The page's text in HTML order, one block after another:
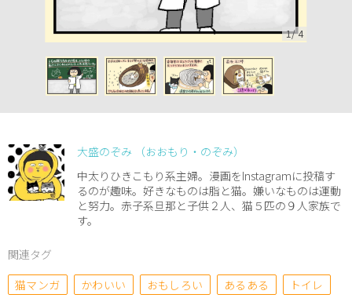
1/4
大盛のぞみ （おおもり・のぞみ）
中太りひきこもり系主婦。漫画をInstagramに投稿す
るのが趣味。好きなものは脂と猫。嫌いなものは運動
と努力。赤子系旦那と子供２人、猫５匹の９人家族で
す。
関連タグ
猫マンガ
かわいい おもしろい あるある トイレ